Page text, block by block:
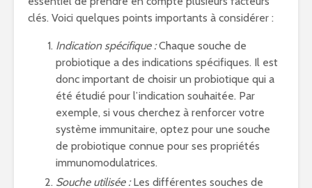
clés. Voici quelques points importants à considérer :
Indication spécifique :Chaque souche de
probiotique a des indications spécifiques. Il est
donc important de choisir un probiotique qui a
été étudié pour l’indication souhaitée. Par
exemple, si vous cherchez à renforcer votre
système immunitaire, optez pour une souche
de probiotique connue pour ses propriétés
immunomodulatrices.
Souche utilisée :Les différentes souches de